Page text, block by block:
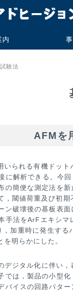
内
験法
AFMを
いられる有機ドッ
に解析できる。今
の簡便な測定法を
，閾値荷重及び初
ン破壊後の基板表面
手法をArFエキシ
加重時に発生する
を明らかにした。
デジタル化に伴い
では，製品の小型化
バイスの回路パタ